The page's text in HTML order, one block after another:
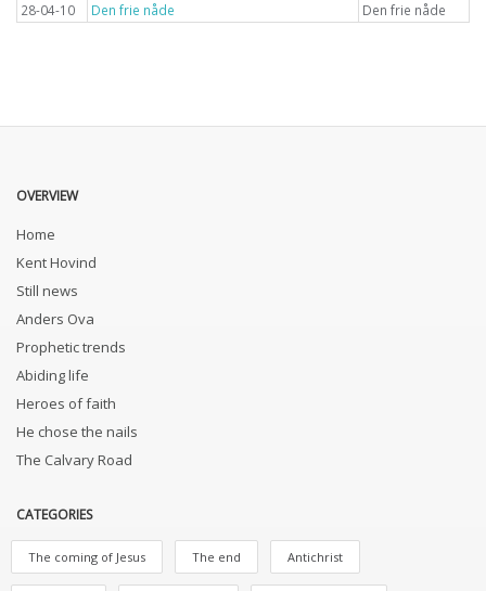
28-04-10
Den frie nåde Den frie nåde
OVERVIEW
Home
Kent Hovind
Still news
Anders Ova
Prophetic trends
Abiding life
Heroes of faith
He chose the nails
The Calvary Road
CATEGORIES
The coming of Jesus The end Antichrist